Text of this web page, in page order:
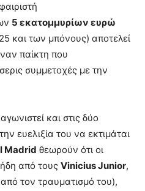
5 εκατομμυρίων ευρώ
και των μπόνους) αποτελεί
παίκτη που
συμμετοχές με την
και στις δύο
ευελιξία του να εκτιμάται
Madrid θεωρούν ότι οι
από τους Vinicius Junior,
τον τραυματισμό του),